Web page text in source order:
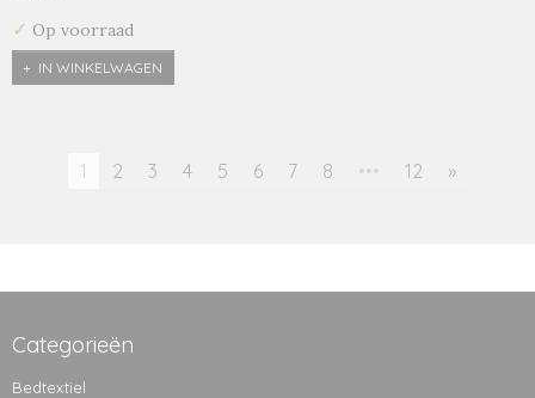
✓ Op voorraad
IN WINKELWAGEN
1 2 3 4 5 6 7 8 ••• 12 »
Categorieën
Bedtextiel